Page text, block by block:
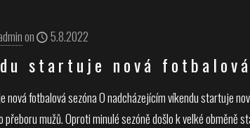
on 5.8.2022
startuje nová fotbalová
nová fotbalová sezóna O nadcházejícím víkendu startuje
přeboru mužů. Oproti minulé sezóně došlo k velké obměně